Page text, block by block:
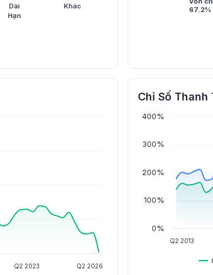
Dài
Hạn
Khác
67.2%
Q2 2023 Q2 2026
Chỉ Số Thanh
Q2 2013
0%
100%
200%
300%
400%